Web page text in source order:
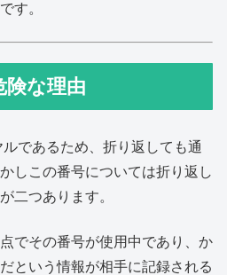
す。
険な理由
であるため、折り返しても通
しこの番号については折り返し
二つあります。
でその番号が使用中であり、か
という情報が相手に記録される